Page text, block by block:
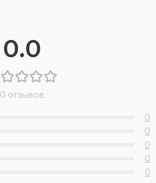
0.0
0 отзывов
0
0
0
0
0